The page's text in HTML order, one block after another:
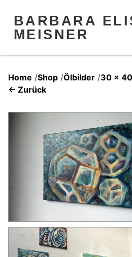
BARBARA
MEISNER
Home /Shop /Ölbilder /30 x
← Zurück